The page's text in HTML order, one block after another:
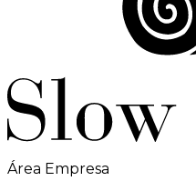
Área Empresa